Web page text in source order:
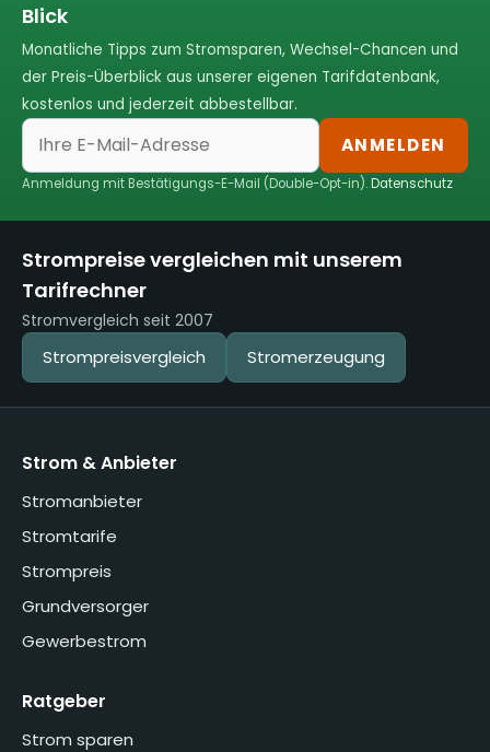
Blick
Monatliche Tipps zum Stromsparen, Wechsel-Chancen und
der Preis-Überblick aus unserer eigenen Tarifdatenbank,
kostenlos und jederzeit abbestellbar.
ANMELDEN
Anmeldung mit Bestätigungs-E-Mail (Double-Opt-in).Datenschutz
Strompreise vergleichen mit unserem
Tarifrechner
Stromvergleich seit 2007
Strompreisvergleich Stromerzeugung
Strom & Anbieter
Stromanbieter
Stromtarife
Strompreis
Grundversorger
Gewerbestrom
Ratgeber
Strom sparen